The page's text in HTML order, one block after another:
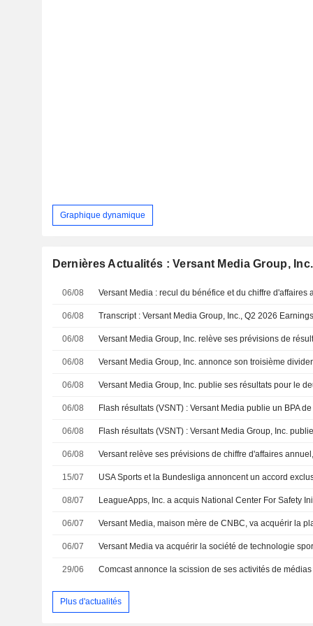
Graphique dynamique
Dernières Actualités : Versant Media Group, Inc.
06/08 Versant Media : recul du bénéfice et du chiffre d'affaires
06/08 Transcript : Versant Media Group, Inc., Q2 2026
06/08 Versant Media Group, Inc. relève ses prévisions de
06/08
06/08
06/08
06/08
06/08
15/07
08/07
06/07
06/07
29/06 Comcast annonce la scission de ses activités de
Plus d'actualités